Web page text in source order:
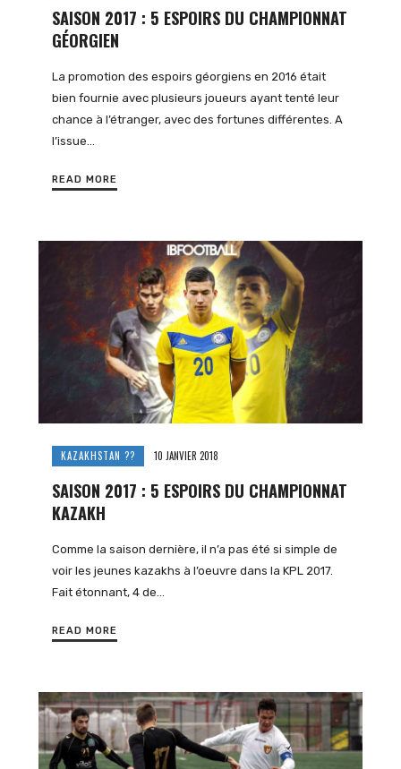
SAISON 2017 : 5 ESPOIRS DU CHAMPIONNAT
GÉORGIEN
La promotion des espoirs géorgiens en 2016 était
bien fournie avec plusieurs joueurs ayant tenté leur
chance à l’étranger, avec des fortunes différentes. A
l’issue…
READ MORE
KAZAKHSTAN ?? 10 JANVIER 2018
SAISON 2017 : 5 ESPOIRS DU CHAMPIONNAT
KAZAKH
Comme la saison dernière, il n’a pas été si simple de
voir les jeunes kazakhs à l’oeuvre dans la KPL 2017.
Fait étonnant, 4 de…
READ MORE